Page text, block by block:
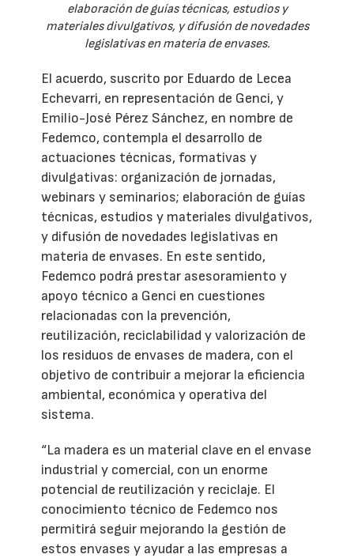
elaboración de guías técnicas, estudios y
materiales divulgativos, y difusión de novedades
legislativas en materia de envases.
El acuerdo, suscrito por Eduardo de Lecea
Echevarri, en representación de Genci, y
Emilio-José Pérez Sánchez, en nombre de
Fedemco, contempla el desarrollo de
actuaciones técnicas, formativas y
divulgativas: organización de jornadas,
webinars y seminarios; elaboración de guías
técnicas, estudios y materiales divulgativos,
y difusión de novedades legislativas en
materia de envases. En este sentido,
Fedemco podrá prestar asesoramiento y
apoyo técnico a Genci en cuestiones
relacionadas con la prevención,
reutilización, reciclabilidad y valorización de
los residuos de envases de madera, con el
objetivo de contribuir a mejorar la eficiencia
ambiental, económica y operativa del
sistema.
“La madera es un material clave en el envase
industrial y comercial, con un enorme
potencial de reutilización y reciclaje. El
conocimiento técnico de Fedemco nos
permitirá seguir mejorando la gestión de
estos envases y ayudar a las empresas a